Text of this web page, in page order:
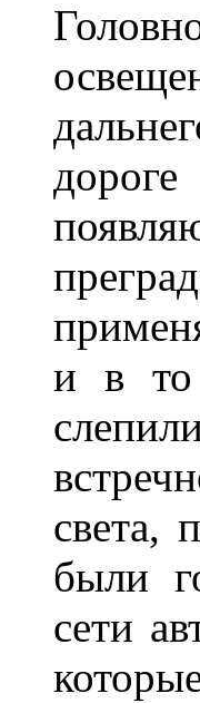
и в то
света,
были
сети